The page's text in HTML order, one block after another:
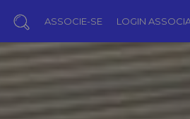
ASSOCIE-SE LOGIN